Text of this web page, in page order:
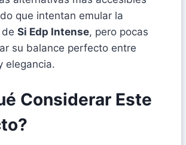
que intentan emular la
Si Edp Intense, pero pocas
su balance perfecto entre
elegancia.
Considerar Este